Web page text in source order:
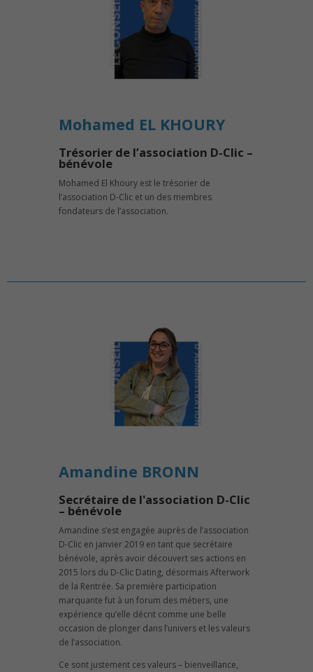
Mohamed EL KHOURY
Trésorier de l’association D-Clic –
bénévole
Mohamed El Khoury est le trésorier de
l’association D-Clic et un des membres
fondateurs de l’association.
Amandine BRONN
Secrétaire de l'association D-Clic
– bénévole
Amandine s’est engagée auprès de l’association
D-Clic en janvier 2019 en tant que secrétaire
bénévole, après avoir découvert ses actions en
2015 lors du D-Clic Dating, désormais Afterwork
de la Rentrée. Sa première participation
marquante fut à un forum des métiers, une
expérience qu’elle décrit comme une belle
occasion de plonger dans l’univers et les valeurs
de l’association.
Ce sont justement ces valeurs – bienveillance,